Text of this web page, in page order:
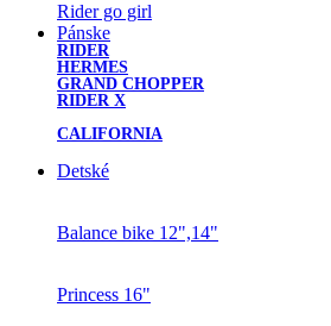
Rider go girl
Pánske
RIDER
HERMES
GRAND CHOPPER
RIDER X
CALIFORNIA
Detské
Balance bike 12",14"
Princess 16"